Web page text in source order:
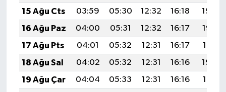
15 Ağu Cts
03:59 05:30 12:32 16:18
19:24
16 Ağu Paz
04:00 05:31 12:32 16:17
19:23
17 Ağu Pts
04:01 05:32 12:31 16:17
19:21
18 Ağu Sal
04:02 05:32 12:31 16:16
19:20
19 Ağu Çar
04:04 05:33 12:31 16:16
19:19